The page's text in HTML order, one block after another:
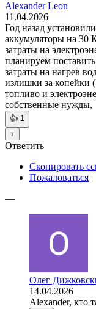
Alexander Leon
11.04.2026
Год назад
аккумуляторы на 30
затраты на
планируем
затраты на нагрев
излишки за копейки
топливо и
собственные нужды,
👍 1
+
Ответить
Скопировать
Пожаловаться
—
Олег
14.04.2026
Alexander, кто